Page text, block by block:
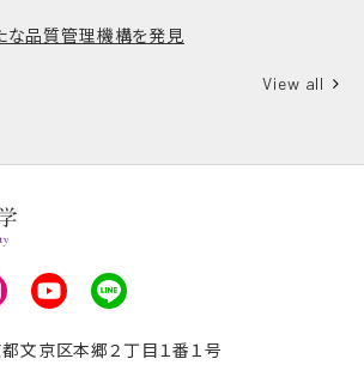
な品質管理機構を発見
View all
文京区本郷２丁目１番１号